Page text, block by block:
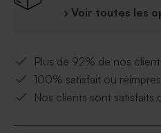
› Voir toutes les
Plus de 92% de nos
100% satisfait ou
Nos clients sont satisfaits